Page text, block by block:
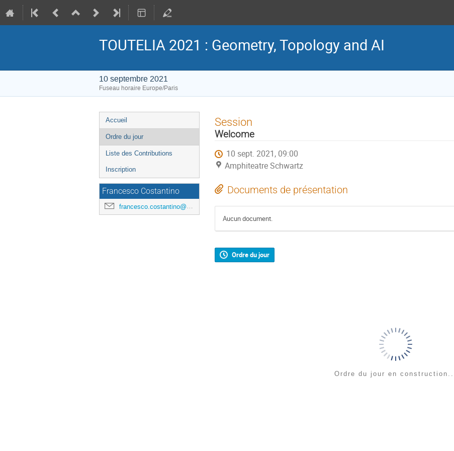
TOUTELIA 2021 : Geometry, Topology and AI
10 septembre 2021
Fuseau horaire Europe/Paris
Menu
de
l'événement
Accueil
Ordre du jour
Liste des Contributions
Inscription
Francesco Costantino
francesco.costantino@math.univ-toulouse.fr
Session
Welcome
10 sept. 2021, 09:00
Amphiteatre Schwartz
Documents de présentation
Aucun document.
Ordre du jour
Ordre du jour en construction...